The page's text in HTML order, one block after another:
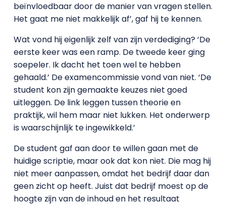
beïnvloedbaar door de manier van vragen stellen.
Het gaat me niet makkelijk af’, gaf hij te kennen.
Wat vond hij eigenlijk zelf van zijn verdediging? ‘De
eerste keer was een ramp. De tweede keer ging
soepeler. Ik dacht het toen wel te hebben
gehaald.’ De examencommissie vond van niet. ‘De
student kon zijn gemaakte keuzes niet goed
uitleggen. De link leggen tussen theorie en
praktijk, wil hem maar niet lukken. Het onderwerp
is waarschijnlijk te ingewikkeld.’
De student gaf aan door te willen gaan met de
huidige scriptie, maar ook dat kon niet. Die mag hij
niet meer aanpassen, omdat het bedrijf daar dan
geen zicht op heeft. Juist dat bedrijf moest op de
hoogte zijn van de inhoud en het resultaat